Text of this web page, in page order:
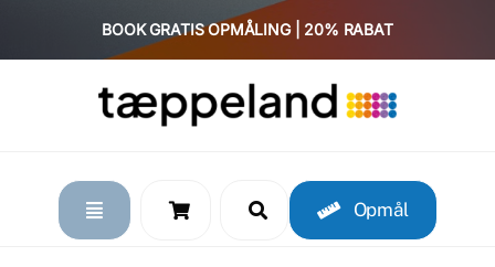
content
BOOK GRATIS OPMÅLING | 20% RABAT
Opmål